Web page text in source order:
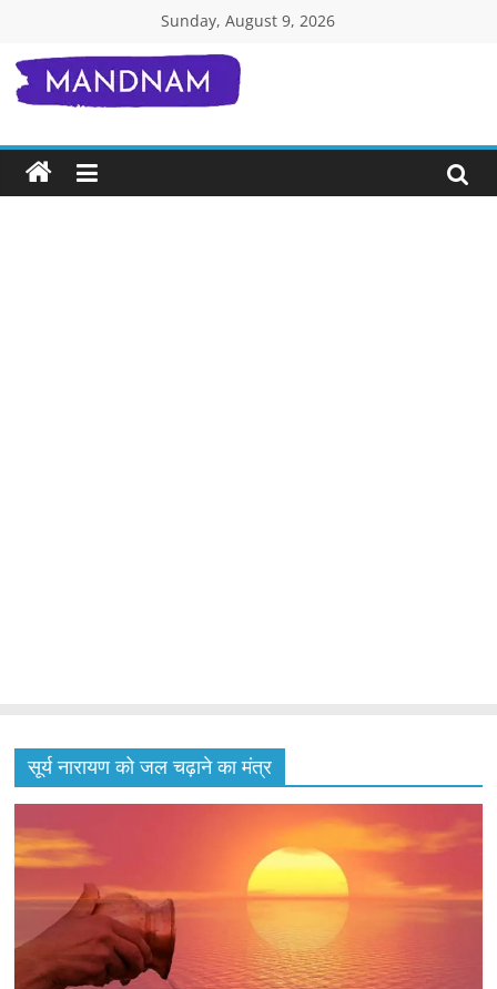
content
Sunday, August 9, 2026
Mandnam.com
जाने
एक-
सूर्य नारायण को जल चढ़ाने का मंत्र